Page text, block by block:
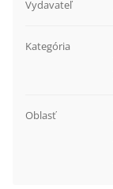
Vydavateľ
Kategória
Oblasť